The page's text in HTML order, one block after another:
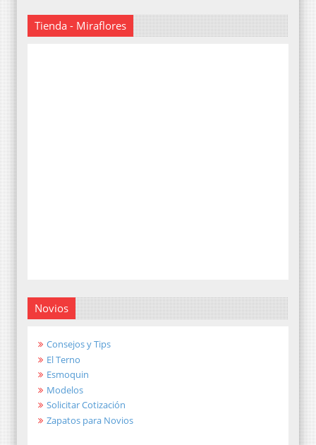
Tienda - Miraflores
Novios
Consejos y Tips
El Terno
Esmoquin
Modelos
Solicitar Cotización
Zapatos para Novios